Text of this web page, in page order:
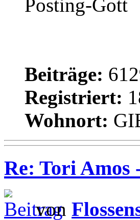
Posting-Gott
Beiträge:
Registriert:
Wohnort:
Re: Tori Amos
von